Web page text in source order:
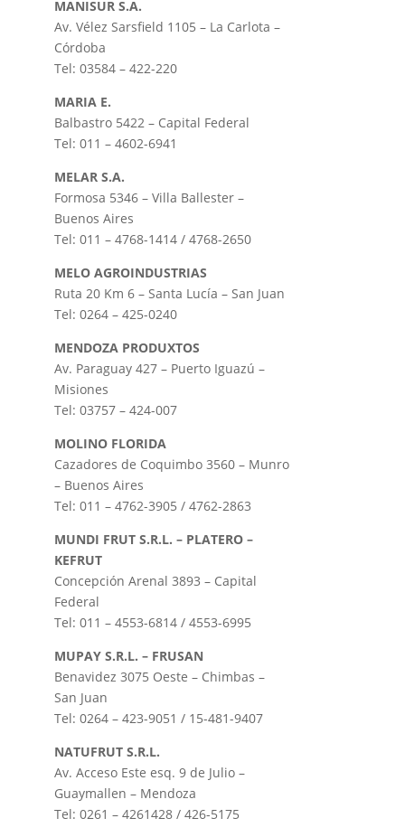
MANISUR S.A.
Av. Vélez Sarsfield 1105 – La Carlota –
Córdoba
Tel: 03584 – 422-220
MARIA E.
Balbastro 5422 – Capital Federal
Tel: 011 – 4602-6941
MELAR S.A.
Formosa 5346 – Villa Ballester –
Buenos Aires
Tel: 011 – 4768-1414 / 4768-2650
MELO AGROINDUSTRIAS
Ruta 20 Km 6 – Santa Lucía – San Juan
Tel: 0264 – 425-0240
MENDOZA PRODUXTOS
Av. Paraguay 427 – Puerto Iguazú –
Misiones
Tel: 03757 – 424-007
MOLINO FLORIDA
Cazadores de Coquimbo 3560 – Munro
– Buenos Aires
Tel: 011 – 4762-3905 / 4762-2863
MUNDI FRUT S.R.L. – PLATERO –
KEFRUT
Concepción Arenal 3893 – Capital
Federal
Tel: 011 – 4553-6814 / 4553-6995
MUPAY S.R.L. – FRUSAN
Benavidez 3075 Oeste – Chimbas –
San Juan
Tel: 0264 – 423-9051 / 15-481-9407
NATUFRUT S.R.L.
Av. Acceso Este esq. 9 de Julio –
Guaymallen – Mendoza
Tel: 0261 – 4261428 / 426-5175